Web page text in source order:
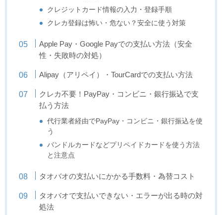
クレジットカード情報の入力・登録手順
クレカ登録は怖い・危ない？安全に使う対策
Apple Pay・Google Payでの支払い方法（安全
性・失敗時の対処）
Alipay（アリペイ）・TourCardでの支払い方法
クレカ不要！PayPay・コンビニ・銀行振込で支
払う方法
代行業者経由でPayPay・コンビニ・銀行振込を使
う
バンドルカードなどプリペイドカードを使う方法
と注意点
タオバオの支払いにかかる手数料・為替コスト
タオバオで支払いできない・エラーが出る時の対
処法